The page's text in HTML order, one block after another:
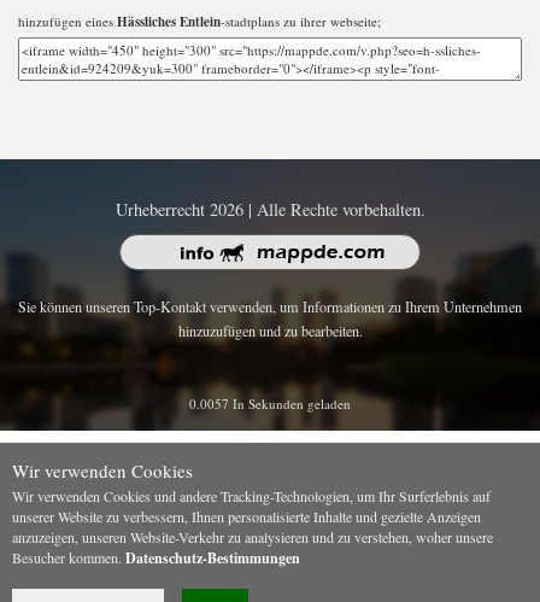
hinzufügen eines Hässliches Entlein-stadtplans zu ihrer webseite;
Urheberrecht 2026 | Alle Rechte vorbehalten.
Sie können unseren Top-Kontakt verwenden, um Informationen zu Ihrem Unternehmen
hinzuzufügen und zu bearbeiten.
0.0057 In Sekunden geladen
Wir verwenden Cookies
Wir verwenden Cookies und andere Tracking-Technologien, um Ihr Surferlebnis auf
unserer Website zu verbessern, Ihnen personalisierte Inhalte und gezielte Anzeigen
anzuzeigen, unseren Website-Verkehr zu analysieren und zu verstehen, woher unsere
Besucher kommen. Datenschutz-Bestimmungen